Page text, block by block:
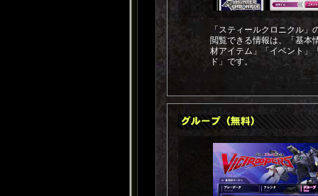
「スティールクロニクル
閲覧できる情報は、「基本
材アイテム」「イベント」
ド」です。